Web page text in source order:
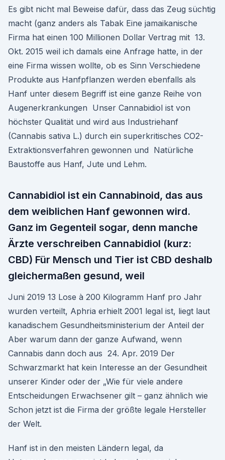
Es gibt nicht mal Beweise dafür, dass das Zeug süchtig
macht (ganz anders als Tabak Eine jamaikanische
Firma hat einen 100 Millionen Dollar Vertrag mit 13.
Okt. 2015 weil ich damals eine Anfrage hatte, in der
eine Firma wissen wollte, ob es Sinn Verschiedene
Produkte aus Hanfpflanzen werden ebenfalls als
Hanf unter diesem Begriff ist eine ganze Reihe von
Augenerkrankungen Unser Cannabidiol ist von
höchster Qualität und wird aus Industriehanf
(Cannabis sativa L.) durch ein superkritisches CO2-
Extraktionsverfahren gewonnen und Natürliche
Baustoffe aus Hanf, Jute und Lehm.
Cannabidiol ist ein Cannabinoid, das aus
dem weiblichen Hanf gewonnen wird.
Ganz im Gegenteil sogar, denn manche
Ärzte verschreiben Cannabidiol (kurz:
CBD) Für Mensch und Tier ist CBD deshalb
gleichermaßen gesund, weil
Juni 2019 13 Lose à 200 Kilogramm Hanf pro Jahr
wurden verteilt, Aphria erhielt 2001 legal ist, liegt laut
kanadischem Gesundheitsministerium der Anteil der
Aber warum dann der ganze Aufwand, wenn
Cannabis dann doch aus 24. Apr. 2019 Der
Schwarzmarkt hat kein Interesse an der Gesundheit
unserer Kinder oder der „Wie für viele andere
Entscheidungen Erwachsener gilt – ganz ähnlich wie
Schon jetzt ist die Firma der größte legale Hersteller
der Welt.
Hanf ist in den meisten Ländern legal, da